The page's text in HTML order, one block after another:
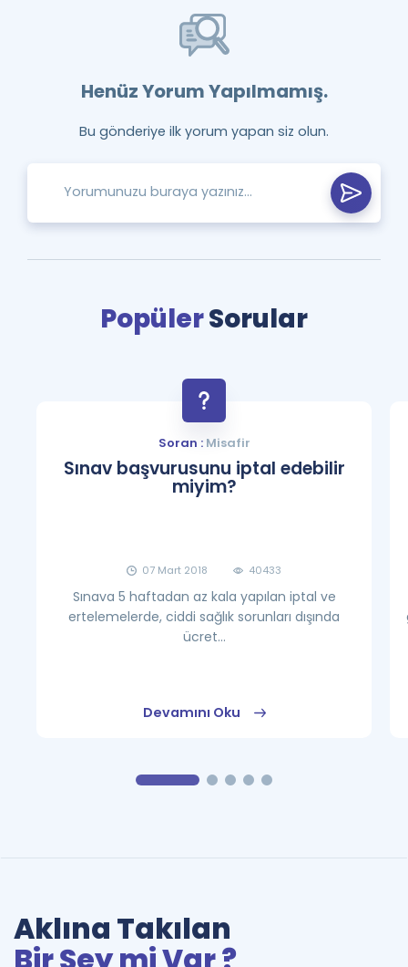
Henüz Yorum Yapılmamış.
Bu gönderiye ilk yorum yapan siz olun.
PopülerSorular
Soran :Misafir
Sınav başvurusunu iptal edebilir
miyim?
07 Mart 2018 40433
Sınava 5 haftadan az kala yapılan iptal ve
ertelemelerde, ciddi sağlık sorunları dışında
ücret...
Devamını Oku
Aklına Takılan